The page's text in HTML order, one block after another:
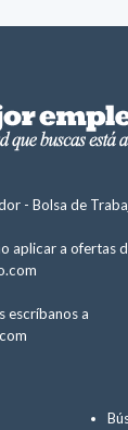
- Bolsa de
aplicar a ofertas
escríbanos a